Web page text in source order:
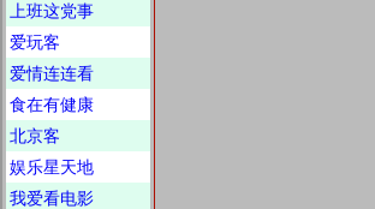
上班这党事
爱玩客
爱情连连看
食在有健康
北京客
娱乐星天地
我爱看电影